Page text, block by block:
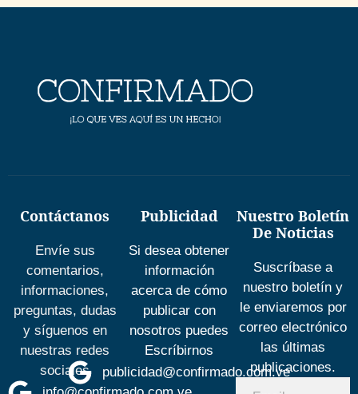
Contáctanos
Envíe sus
comentarios,
informaciones,
preguntas, dudas
y síguenos en
nuestras redes
sociales
Publicidad
Si desea obtener
información
acerca de cómo
publicar con
nosotros puedes
Escríbirnos
publicidad@confirmado.com.ve
Nuestro Boletín
De Noticias
Suscríbase a
nuestro boletín y
le enviaremos por
correo electrónico
las últimas
publicaciones.